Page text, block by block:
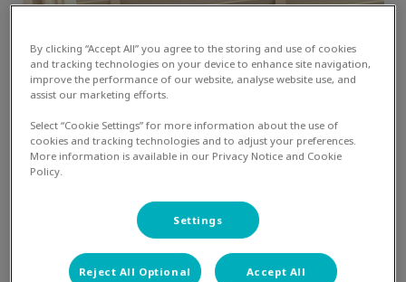
By clicking “Accept All” you agree to the storing and use of cookies
and tracking technologies on your device to enhance site navigation,
improve the performance of our website, analyse website use, and
assist our marketing efforts.
Select “Cookie Settings” for more information about the use of
cookies and tracking technologies and to adjust your preferences.
More information is available in our Privacy Notice and Cookie
Policy.
Settings
Reject All Optional Accept All